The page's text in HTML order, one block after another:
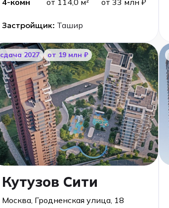
4-комн
от 114,0 м² от 33 млн ₽
Застройщик: Ташир
cдача 2027 от 19 млн ₽
Кутузов Сити
Москва, Гродненская улица, 18